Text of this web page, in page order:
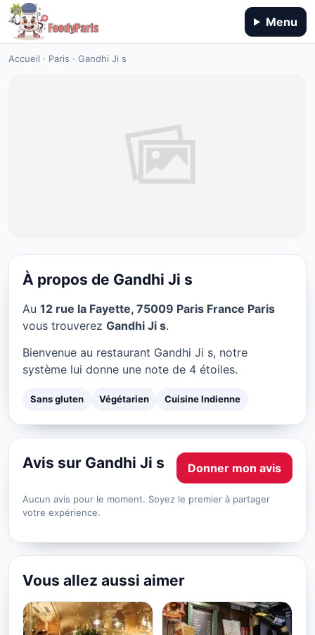
Menu
Accueil · Paris · Gandhi Ji s
Gandhi Ji s à Paris
À propos de Gandhi Ji s
Au 12 rue la Fayette, 75009 Paris France Paris
vous trouverez Gandhi Ji s.
Bienvenue au restaurant Gandhi Ji s, notre
système lui donne une note de 4 étoiles.
Sans gluten Végétarien Cuisine Indienne
Avis sur Gandhi Ji s Donner mon avis
Aucun avis pour le moment. Soyez le premier à partager
votre expérience.
Vous allez aussi aimer